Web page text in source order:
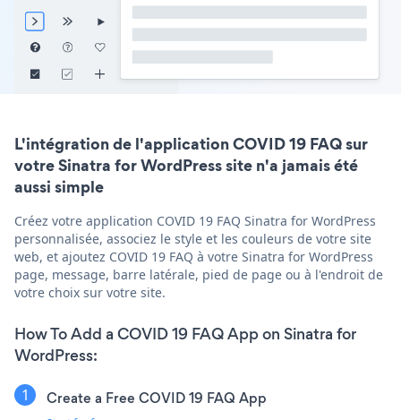
L'intégration de l'application COVID 19 FAQ sur
votre Sinatra for WordPress site n'a jamais été
aussi simple
Créez votre application COVID 19 FAQ Sinatra for WordPress
personnalisée, associez le style et les couleurs de votre site
web, et ajoutez COVID 19 FAQ à votre Sinatra for WordPress
page, message, barre latérale, pied de page ou à l'endroit de
votre choix sur votre site.
How To Add a COVID 19 FAQ App on Sinatra for
WordPress:
Create a Free COVID 19 FAQ App